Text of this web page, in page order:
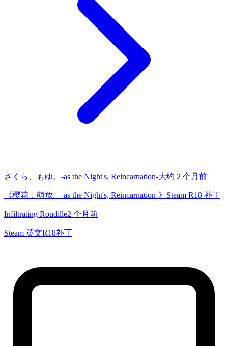
さくら、もゆ。-as the Night's, Reincarnation-大约 2 个月前
《樱花，萌放。-as the Night's, Reincarnation-》Steam R18 补丁
Infiltrating Roudille2 个月前
Steam 英文R18补丁